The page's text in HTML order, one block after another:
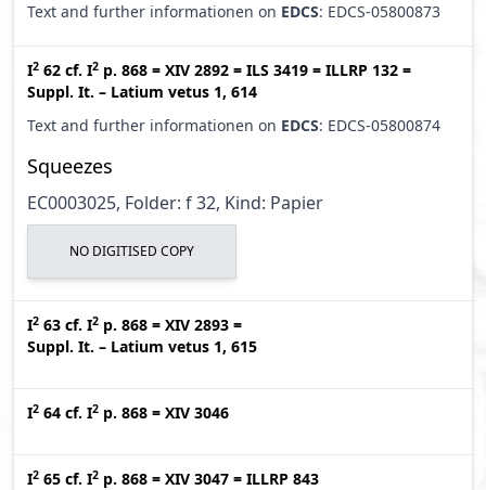
Text and further informationen on EDCS: EDCS-05800873
I2 62 cf. I2 p. 868 = XIV 2892 = ILS 3419 = ILLRP 132 =
Suppl. It. – Latium vetus 1, 614
Text and further informationen on EDCS: EDCS-05800874
Squeezes
EC0003025, Folder: f 32, Kind: Papier
NO DIGITISED COPY
I2 63 cf. I2 p. 868 = XIV 2893 =
Suppl. It. – Latium vetus 1, 615
I2 64 cf. I2 p. 868 = XIV 3046
I2 65 cf. I2 p. 868 = XIV 3047 = ILLRP 843